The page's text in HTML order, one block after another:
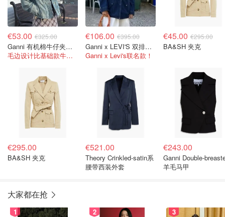
€53.00 €325.00
Ganni 有机棉牛仔夹克 毛边设计
毛边设计比基础款牛仔衣多了一点叛逆感
€106.00 €395.00
Ganni x LEVI'S 双排扣牛仔夹克 蓝色
Ganni x Levi's联名款！
€45.00 €295.00
BA&SH 夹克
€295.00
BA&SH 夹克
€521.00
Theory Crinkled-satin系
腰带西装外套
€243.00
Ganni Double-
羊毛马甲
大家都在抢
1 2 3